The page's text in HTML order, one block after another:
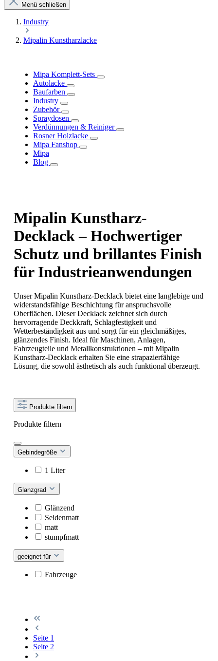
Menü schließen
Industry
Mipalin Kunstharzlacke
Mipa Komplett-Sets
Autolacke
Baufarben
Industry
Zubehör
Spraydosen
Verdünnungen & Reiniger
Rosner Holzlacke
Mipa Fanshop
Mipa
Blog
Mipalin Kunstharz-
Decklack – Hochwertiger
Schutz und brillantes Finish
für Industrieanwendungen
Unser Mipalin Kunstharz-Decklack bietet eine langlebige und
widerstandsfähige Beschichtung für anspruchsvolle
Oberflächen. Dieser Decklack zeichnet sich durch
hervorragende Deckkraft, Schlagfestigkeit und
Wetterbeständigkeit aus und sorgt für ein gleichmäßiges,
glänzendes Finish. Ideal für Maschinen, Anlagen,
Fahrzeugteile und Metallkonstruktionen – mit Mipalin
Kunstharz-Decklack erhalten Sie eine strapazierfähige
Lösung, die sowohl ästhetisch als auch funktional überzeugt.
Produkte filtern
Produkte filtern
Gebindegröße
1 Liter
Glanzgrad
Glänzend
Seidenmatt
matt
stumpfmatt
geeignet für
Fahrzeuge
Seite 1
Seite 2